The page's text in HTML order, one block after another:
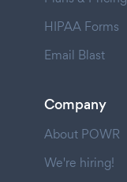
HIPAA Forms
Email Blast
Company
About POWR
We're hiring!